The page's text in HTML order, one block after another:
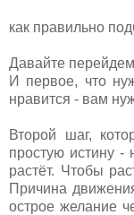
как правильно
Давайте перейдем
И первое, что
нравится - вам
Второй шаг,
простую истину -
растёт. Чтобы
Причина
острое желание